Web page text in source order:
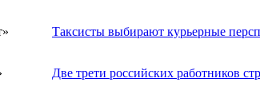
Таксисты выбирают курьерные
Две трети российских работников